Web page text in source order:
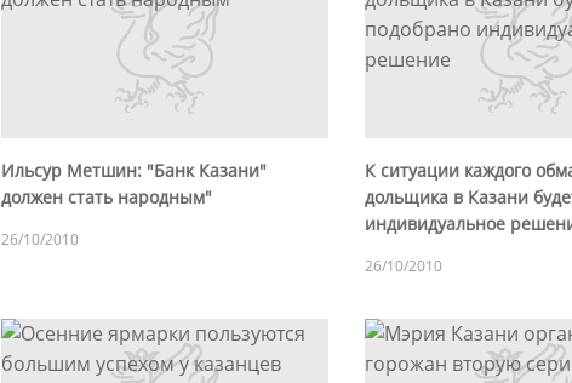
Ильсур Метшин: "Банк Казани"
должен стать народным"
26/10/2010
К ситуации каждого
дольщика в Казани
индивидуальное
26/10/2010